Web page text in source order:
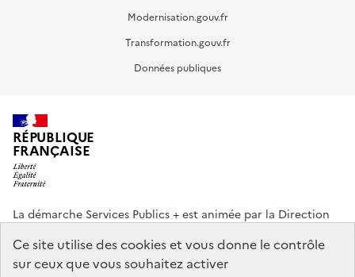
Modernisation.gouv.fr
Transformation.gouv.fr
Données publiques
RÉPUBLIQUE
FRANÇAISE
La démarche Services Publics + est animée par la Direction
info.gouv.fr service-public.gouv.fr legifrance.gouv.fr
Ce site utilise des cookies et vous donne le contrôle
sur ceux que vous souhaitez activer